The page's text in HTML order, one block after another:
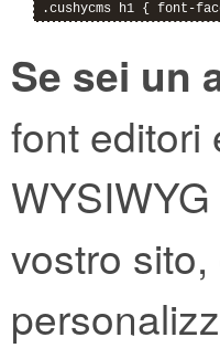
.cushycms h1 { font-
Se sei un
font editori
vostro